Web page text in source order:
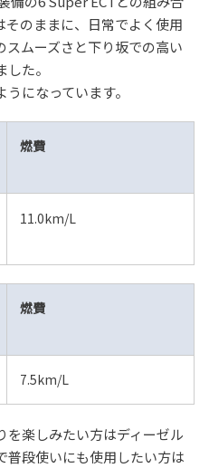
のままに、日常でよく使用
スムーズさと下り坂での高い
た。
になっています。
燃費
11.0km/L
燃費
7.5km/L
を楽しみたい方はディーゼル
普段使いにも使用したい方は